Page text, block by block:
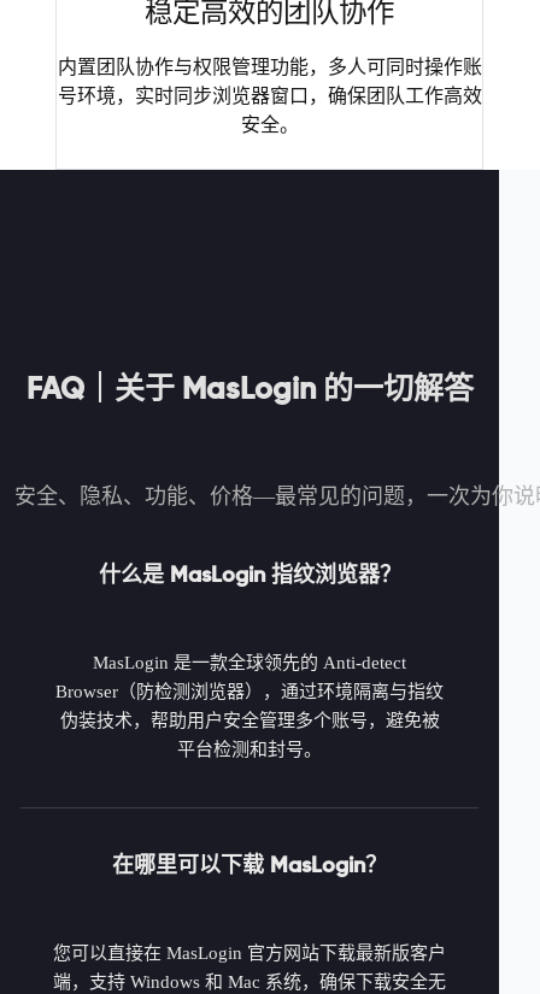
稳定高效的团队协作
内置团队协作与权限管理功能，多人可同时操作账
号环境，实时同步浏览器窗口，确保团队工作高效
安全。
FAQ｜关于 MasLogin 的一切解答
安全、隐私、功能、价格—最常见的问题，一次为你说
什么是 MasLogin 指纹浏览器？
MasLogin 是一款全球领先的 Anti-detect
Browser（防检测浏览器），通过环境隔离与指纹
伪装技术，帮助用户安全管理多个账号，避免被
平台检测和封号。
在哪里可以下载 MasLogin？
您可以直接在 MasLogin 官方网站下载最新版客户
端，支持 Windows 和 Mac 系统，确保下载安全无